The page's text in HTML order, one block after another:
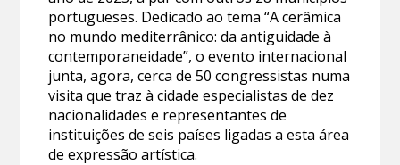
portugueses. Dedicado ao tema “A cerâmica
no mundo mediterrânico: da antiguidade à
contemporaneidade”, o evento internacional
junta, agora, cerca de 50 congressistas numa
visita que traz à cidade especialistas de dez
nacionalidades e representantes de
instituições de seis países ligadas a esta área
de expressão artística.